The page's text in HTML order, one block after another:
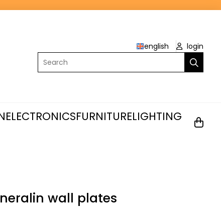
english
login
Search
ELECTRONICSFURNITURELIGHTING
wall plates